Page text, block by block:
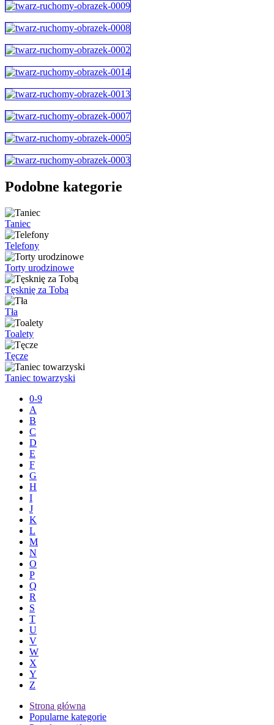
Podobne kategorie
Taniec
Telefony
Torty urodzinowe
Tęsknię za Tobą
Tła
Toalety
Tęcze
Taniec towarzyski
0-9
A
B
C
D
E
F
G
H
I
J
K
L
M
N
O
P
Q
R
S
T
U
V
W
X
Y
Z
Strona główna
Popularne kategorie